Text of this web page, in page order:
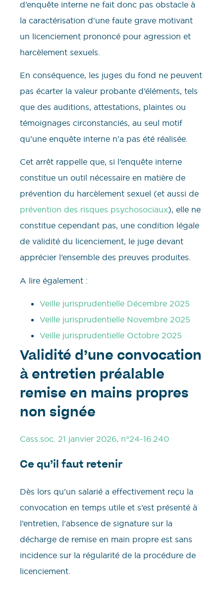
d’enquête interne ne fait donc pas obstacle à
la caractérisation d’une faute grave motivant
un licenciement prononcé pour agression et
harcèlement sexuels.
En conséquence, les juges du fond ne peuvent
pas écarter la valeur probante d’éléments, tels
que des auditions, attestations, plaintes ou
témoignages circonstanciés, au seul motif
qu’une enquête interne n’a pas été réalisée.
Cet arrêt rappelle que, si l’enquête interne
constitue un outil nécessaire en matière de
prévention du harcèlement sexuel (et aussi de
prévention des risques psychosociaux), elle ne
constitue cependant pas, une condition légale
de validité du licenciement, le juge devant
apprécier l’ensemble des preuves produites.
A lire également :
Veille jurisprudentielle Décembre 2025
Veille jurisprudentielle Novembre 2025
Veille jurisprudentielle Octobre 2025
Validité d’une convocation
à entretien préalable
remise en mains propres
non signée
Cass.soc. 21 janvier 2026, n°24-16.240
Ce qu’il faut retenir
Dès lors qu’un salarié a effectivement reçu la
convocation en temps utile et s’est présenté à
l’entretien, l’absence de signature sur la
décharge de remise en main propre est sans
incidence sur la régularité de la procédure de
licenciement.